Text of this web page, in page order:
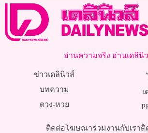
อ่านความจริง อ่านเดลินิ
ข่าวเดลินิวส์
บทความ
ดวง-หวย
ติดต่อโฆษณาร่วมงานกับเราติ